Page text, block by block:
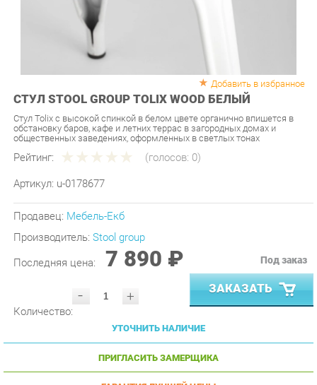
СТУЛ STOOL GROUP TOLIX WOOD БЕЛЫЙ
Стул Tolix с высокой спинкой в белом цвете органично впишется в
обстановку баров, кафе и летних террас в загородных домах и
общественных заведениях, оформленных в светлых тонах
Рейтинг: (голосов: 0)
Артикул: u-0178677
Продавец: Мебель-Екб
Производитель:
Stool group
Последняя цена: 7 890 ₽
- +
ЗАКАЗАТЬ
УТОЧНИТЬ НАЛИЧИЕ
ПРИГЛАСИТЬ ЗАМЕРЩИКА
ГАРАНТИЯ ЛУЧШЕЙ ЦЕНЫ